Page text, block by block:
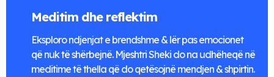
Meditim dhe reflektim
Eksploro ndjenjat e brendshme & lër pas emocionet
që nuk të shërbejnë. Mjeshtri Sheki do na udhëheqë në
meditime të thella që do qetësojnë mendjen & shpirtin.